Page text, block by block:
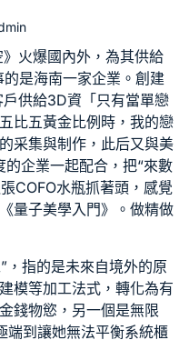
火爆國內外，為其供給
是海南一家企業。創建
供給3D資「只有當單戀
比五黃金比例時，我的戀
采集與制作，此后又與美
的企業一起配合，把“來數
COFO水瓶抓著頭，感覺
量子美學入門》。做精做
，指的是未來自境外的原
模等加工法式，轉化為有
錢物慾，另一個是無限
端到讓她無法平衡系統櫃